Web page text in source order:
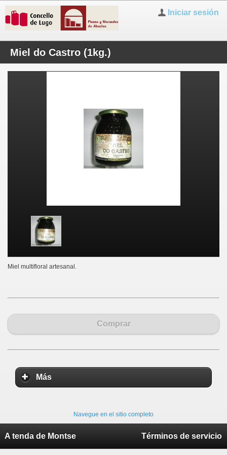
Iniciar sesión
Miel do Castro (1kg.)
Miel multifloral artesanal.
Comprar
Más
Navegue en el sitio completo
A tenda de Montse Términos de servicio